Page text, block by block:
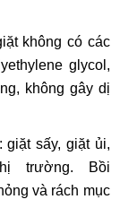
không có các
glycol,
không gây dị
giặt sấy, giặt ủi,
trường. Bồi
và rách mục